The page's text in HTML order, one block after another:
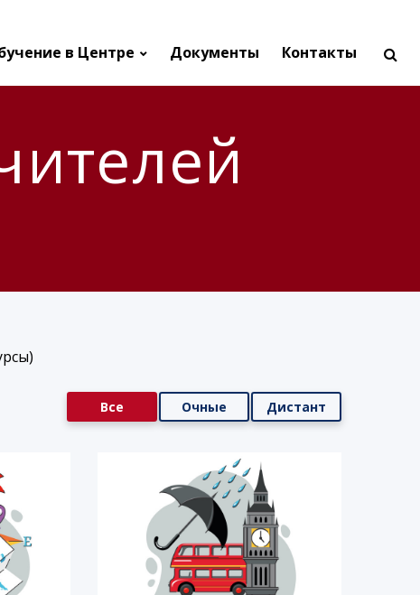
в Центре Документы Контакты
Все Очные Дистант